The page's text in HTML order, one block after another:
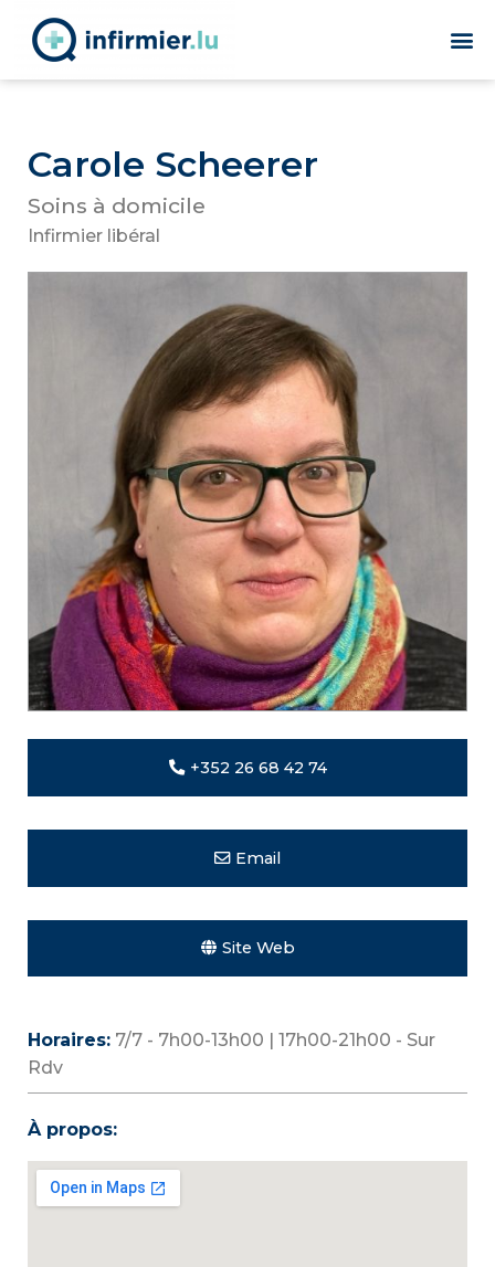
Carole Scheerer
Soins à domicile
Infirmier libéral
+352 26 68 42 74
Email
Site Web
Horaires: 7/7 - 7h00-13h00 | 17h00-21h00 - Sur
Rdv
À propos: